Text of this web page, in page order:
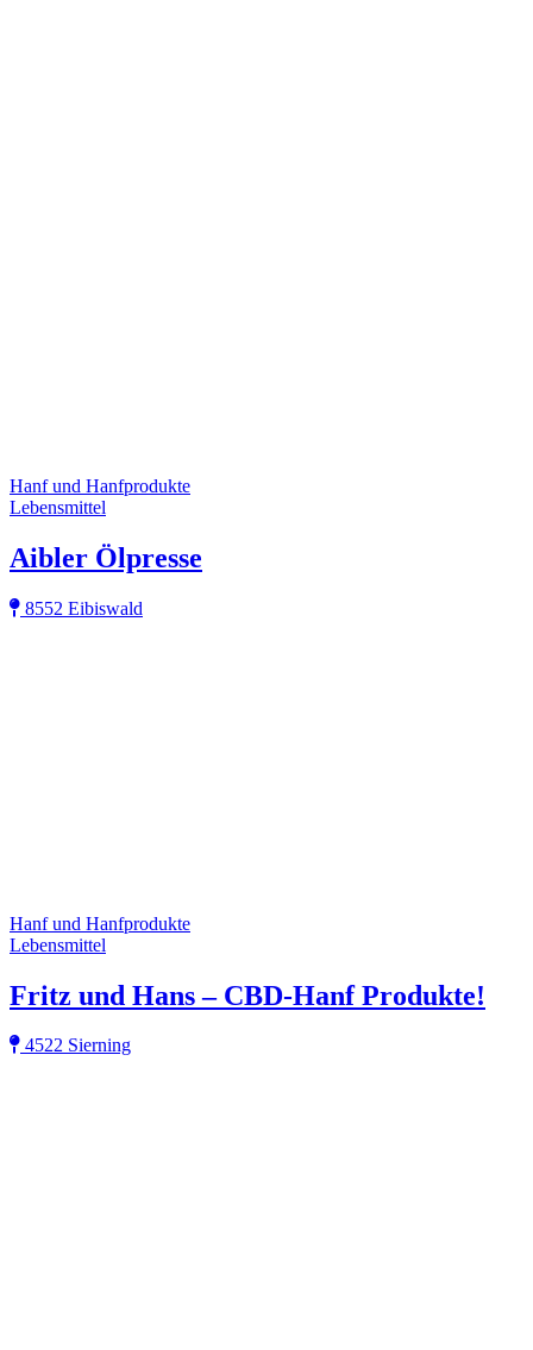
Hanf und Hanfprodukte
Lebensmittel
Aibler Ölpresse
8552 Eibiswald
Hanf und Hanfprodukte
Lebensmittel
Fritz und Hans – CBD-Hanf Produkte!
4522 Sierning